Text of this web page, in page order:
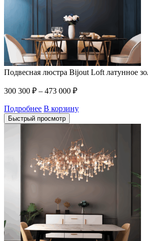
Подвесная люстра Bijout Loft латунное
300 300 ₽ – 473 000 ₽
Подробнее В корзину
Быстрый просмотр